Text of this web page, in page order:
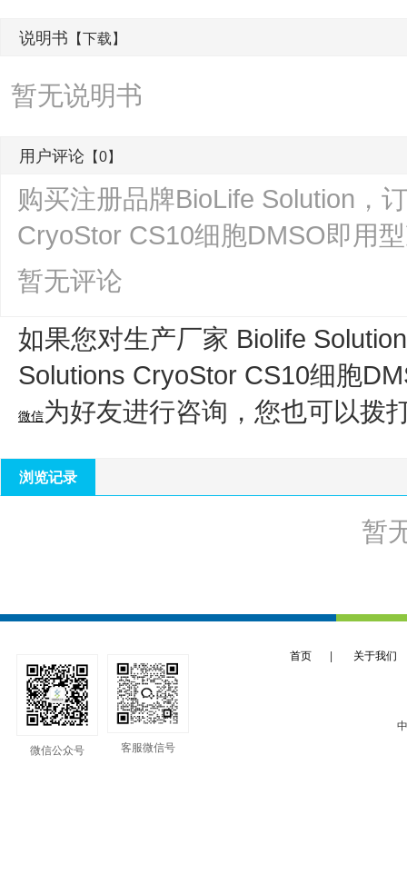
说明书 【下载】
暂无说明书
用户评论 【0】
购买注册品牌BioLife Solution，
CryoStor CS10细胞DMSO即用
暂无评论
如果您对生产厂家 Biolife
Solutions CryoStor CS10细胞
微信为好友进行咨询，您也可以拨
浏览记录
暂
首页 关于我们
微信公众号
客服微信号